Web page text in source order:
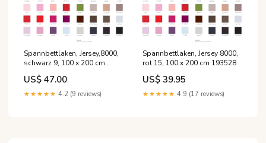
Spannbettlaken, Jersey,8000,
schwarz 9, 100 x 200 cm
193210
US$ 47.00
★★★★★ 4.2 (9 reviews)
Spannbettlaken, Jersey 8000,
rot 15, 100 x 200 cm 193528
US$ 39.95
★★★★★ 4.9 (17 reviews)